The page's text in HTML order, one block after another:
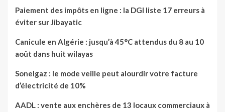
Paiement des impôts en ligne : la DGI liste 17 erreurs à
éviter sur Jibayatic
Canicule en Algérie : jusqu’à 45°C attendus du 8 au 10
août dans huit wilayas
Sonelgaz : le mode veille peut alourdir votre facture
d’électricité de 10%
AADL : vente aux enchères de 13 locaux commerciaux à